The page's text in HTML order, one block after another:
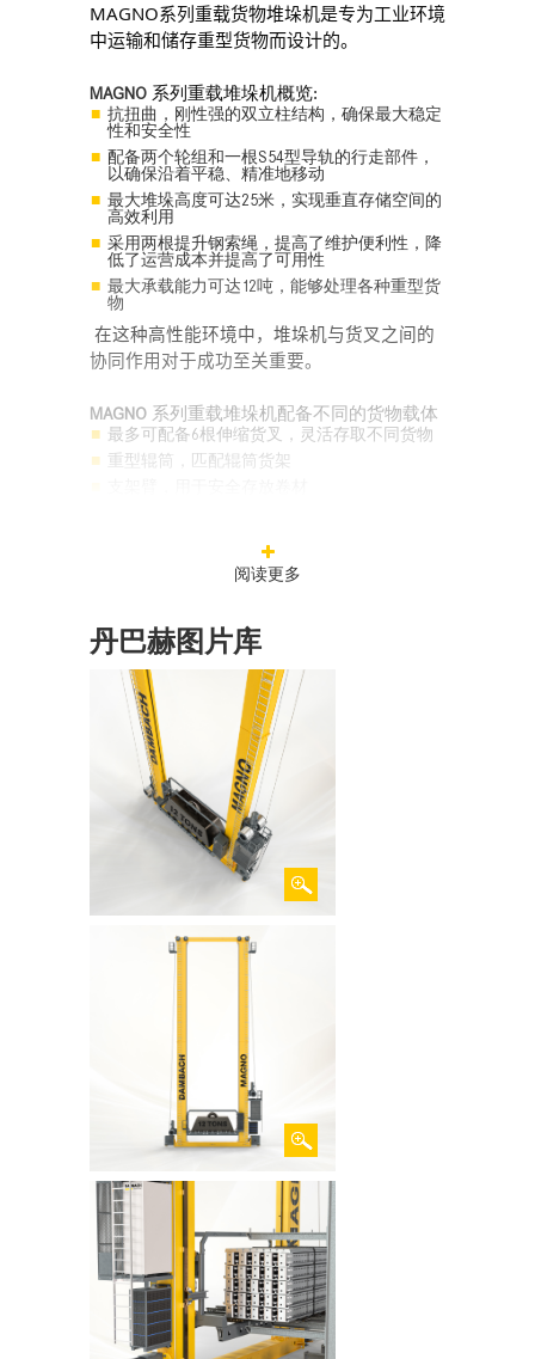
MAGNO系列重载货物堆垛机是专为工业环境
中运输和储存重型货物而设计的。
MAGNO 系列重载堆垛机概览:
抗扭曲，刚性强的双立柱结构，确保最大稳定
性和安全性
配备两个轮组和一根S54型导轨的行走部件，
以确保沿着平稳、精准地移动
最大堆垛高度可达25米，实现垂直存储空间的
高效利用
采用两根提升钢索绳，提高了维护便利性，降
低了运营成本并提高了可用性
最大承载能力可达12吨，能够处理各种重型货
物
在这种高性能环境中，堆垛机与货叉之间的
协同作用对于成功至关重要。
MAGNO 系列重载堆垛机配备不同的货物载体
最多可配备6根伸缩货叉，灵活存取不同货物
重型辊筒，匹配辊筒货架
通过高效的能源管理实
现卓越性能
对于可持续和高效的仓储运营，需要精心设计
的能源管理。特别是对于像
的重型堆垛机，高效的能源管理至关重要，可
以降低运营成本，同时减少环境负荷
MAGNO系列的能源管理有哪些特
优化的行驶性能
在减少峰值电流的情况下提高加速度
通过能量储备实现可靠的安全断电
减少基础设施投资
最小化变压器功率
较小的导线配型
降低能源消耗
回收载货台下降的势能和制动能
通过超级电容进行能量存储
阅读更多
丹巴赫图片库